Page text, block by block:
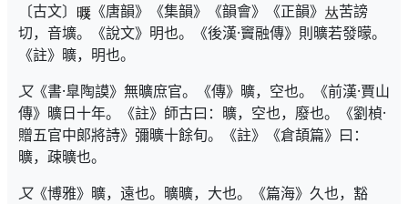
〔古文〕
《唐韻》《集韻》《韻會》《正韻》
苦謗
切，音壙。《說文》明也。《後漢·竇融傳》則曠若發曚。
《註》曠，明也。
又《書·臯陶謨》無曠庶官。《傳》曠，空也。《前漢·賈山
傳》曠日十年。《註》師古曰：曠，空也，廢也。《劉楨·
贈五官中郞將詩》彌曠十餘旬。《註》《倉頡篇》曰：
曠，疎曠也。
又《博雅》曠，遠也。曠曠，大也。《篇海》久也，豁